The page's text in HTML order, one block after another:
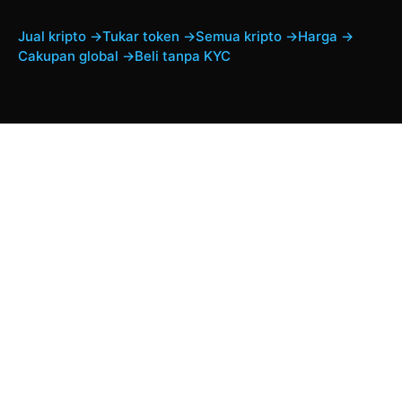
Jual kripto →Tukar token →Semua kripto →Harga →
Cakupan global →Beli tanpa KYC